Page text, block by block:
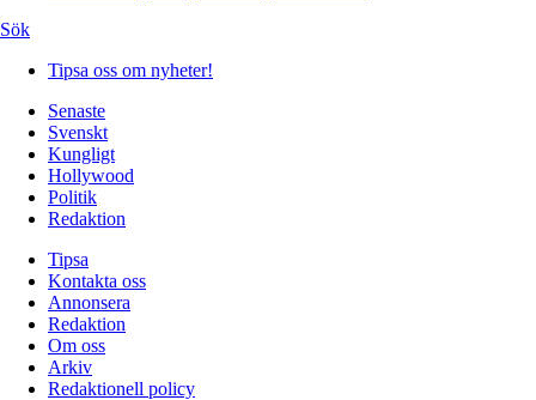
Sök
Tipsa oss om nyheter!
Senaste
Svenskt
Kungligt
Hollywood
Politik
Redaktion
Tipsa
Kontakta oss
Annonsera
Redaktion
Om oss
Arkiv
Redaktionell policy